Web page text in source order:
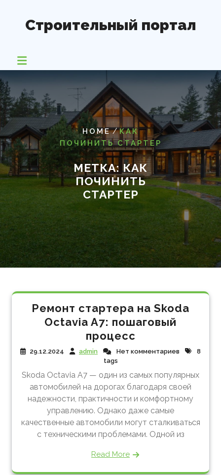
содержимому
Строительный портал
HOME/КАК
ПОЧИНИТЬ СТАРТЕР
МЕТКА: КАК
ПОЧИНИТЬ
СТАРТЕР
Ремонт стартера на Skoda
Octavia A7: пошаговый
процесс
29.12.2024 admin Нет комментариев
8
tags
Skoda Octavia A7 — один из самых популярных
автомобилей на дорогах благодаря своей
надежности, практичности и комфортному
управлению. Однако даже самые
качественные автомобили могут сталкиваться
с техническими проблемами. Одной из
Read More